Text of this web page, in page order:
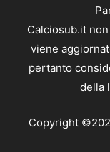
Calciosub.it
viene
pertanto
della
Copyright